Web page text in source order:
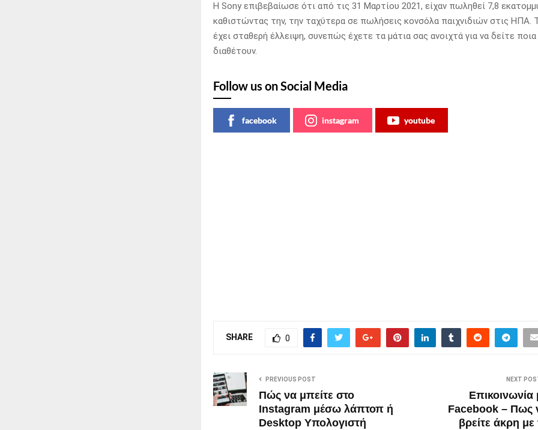
Η Sony επιβεβαίωσε ότι από τις 31 Μαρτίου 2021, είχαν πωληθεί 7,8
καθιστώντας την, την ταχύτερα σε πωλήσεις κονσόλα παιχνιδιών στις ΗΠΑ.
έχει σταθερή έλλειψη, συνεπώς έχετε τα μάτια σας ανοιχτά για να δείτε
διαθέτουν.
Follow us on Social Media
facebook instagram youtube
SHARE 0
PREVIOUS POST
Πώς να μπείτε στο
Instagram μέσω λάπτοπ ή
Desktop Υπολογιστή
NEXT
Επικοινωνία
Facebook – Πως
βρείτε άκρη με